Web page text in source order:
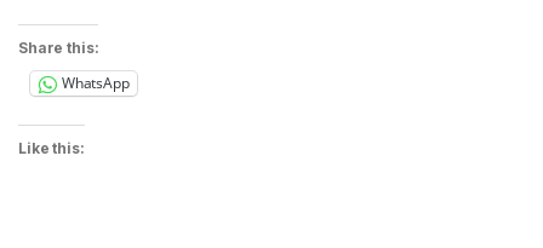
Share this:
WhatsApp
Like this: